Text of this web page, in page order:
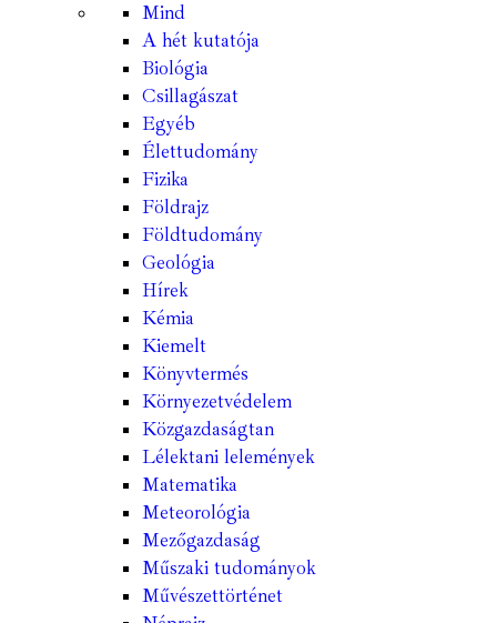
Mind
A hét kutatója
Biológia
Csillagászat
Egyéb
Élettudomány
Fizika
Földrajz
Földtudomány
Geológia
Hírek
Kémia
Kiemelt
Könyvtermés
Környezetvédelem
Közgazdaságtan
Lélektani lelemények
Matematika
Meteorológia
Mezőgazdaság
Műszaki tudományok
Művészettörténet